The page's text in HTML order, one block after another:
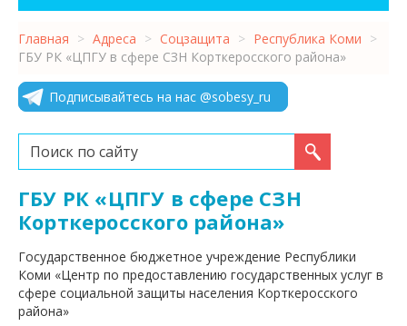
Главная > Адреса > Соцзащита > Республика Коми >
ГБУ РК «ЦПГУ в сфере СЗН Корткеросского района»
Подписывайтесь на нас @sobesy_ru
Искать...
ГБУ РК «ЦПГУ в сфере СЗН
Корткеросского района»
Государственное бюджетное учреждение Республики
Коми «Центр по предоставлению государственных услуг в
сфере социальной защиты населения Корткеросского
района»